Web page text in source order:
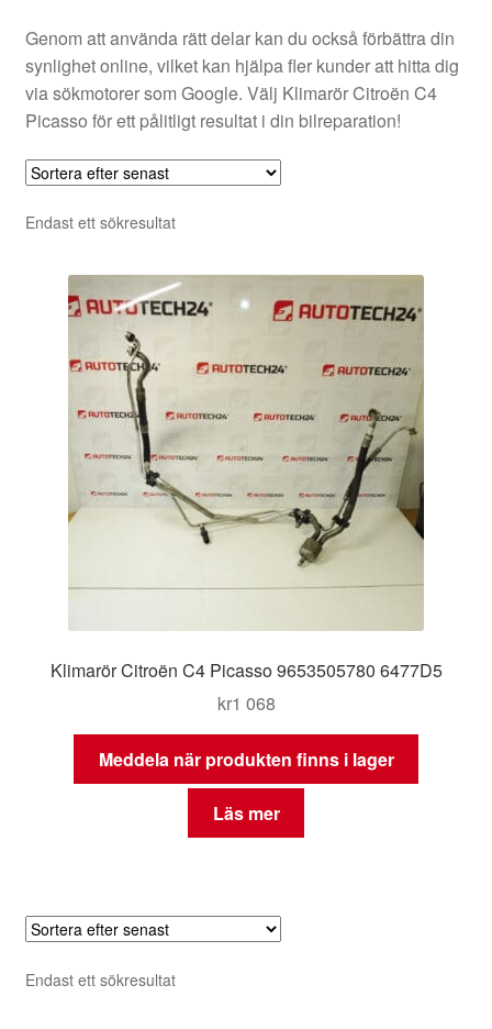
Genom att använda rätt delar kan du också förbättra din
synlighet online, vilket kan hjälpa fler kunder att hitta dig
via sökmotorer som Google. Välj Klimarör Citroën C4
Picasso för ett pålitligt resultat i din bilreparation!
Endast ett sökresultat
Klimarör Citroën C4 Picasso 9653505780 6477D5
kr1 068
Meddela när produkten finns i lager
Läs mer
Endast ett sökresultat